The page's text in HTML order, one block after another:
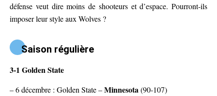
défense veut dire moins de shooteurs et d’espace. Pourront-ils
imposer leur style aux Wolves ?
Saison régulière
3-1 Golden State
– 6 décembre : Golden State –Minnesota(90-107)